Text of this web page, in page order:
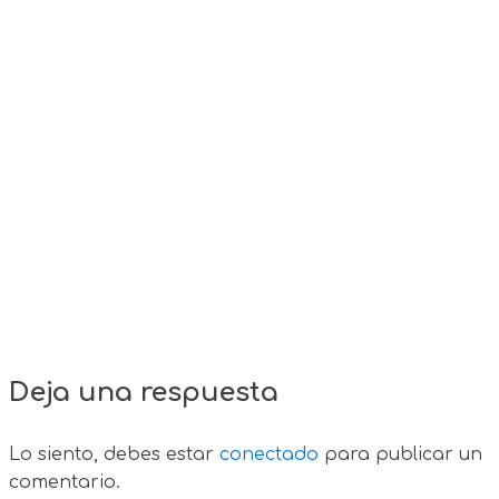
Deja una respuesta
Lo siento, debes estar conectado para publicar un
comentario.